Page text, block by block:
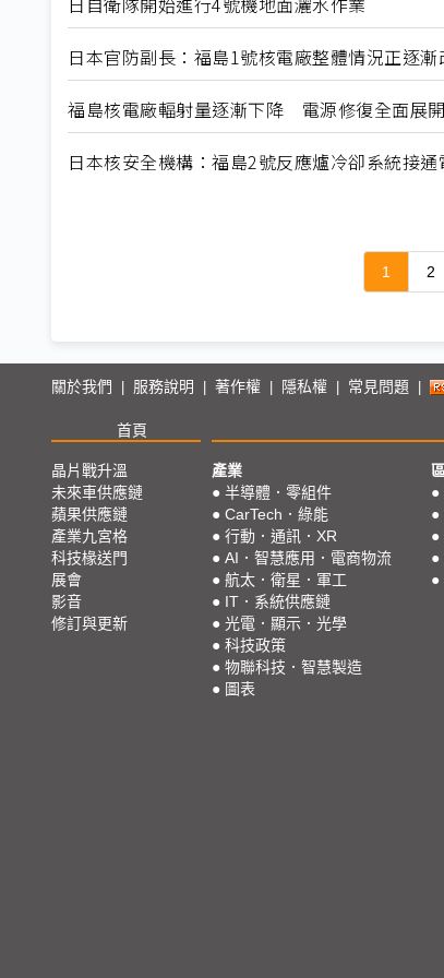
日本官防副長：福島1號核電廠整體情況正逐漸
福島核電廠輻射量逐漸下降 電源修復全面展開
日本核安全機構：福島2號反應爐冷卻系統接通
1 2
關於我們 服務說明 著作權 隱私權 常見問題
首頁
晶片戰升溫
未來車供應鏈
蘋果供應鏈
產業九宮格
科技椽送門
展會
影音
修訂與更新
產業
● 半導體．零組件
● CarTech．綠能
● 行動．通訊．XR
● AI．智慧應用．電商物流
● 航太．衛星．軍工
● IT．系統供應鏈
● 光電．顯示．光學
● 科技政策
● 物聯科技．智慧製造
● 圖表
●
●
●
●
●